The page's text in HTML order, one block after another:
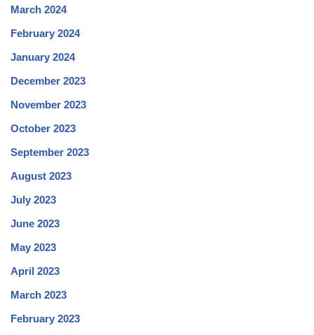
March 2024
February 2024
January 2024
December 2023
November 2023
October 2023
September 2023
August 2023
July 2023
June 2023
May 2023
April 2023
March 2023
February 2023